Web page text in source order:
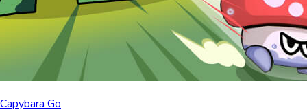
Capybara Go